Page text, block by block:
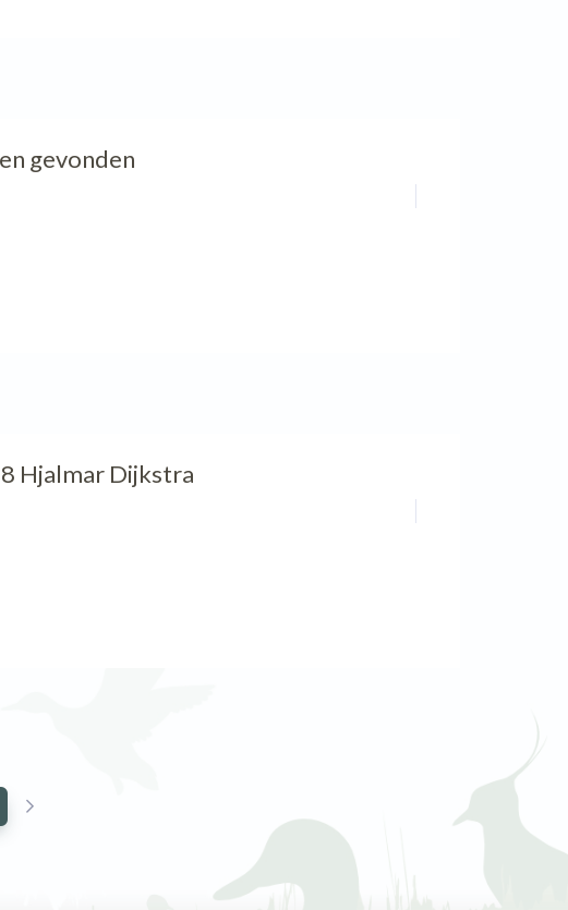
gevonden
Hjalmar Dijkstra